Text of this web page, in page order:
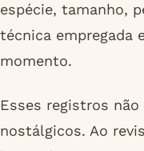
espécie, tamanho,
técnica empregada
momento.
Esses registros
nostálgicos. Ao